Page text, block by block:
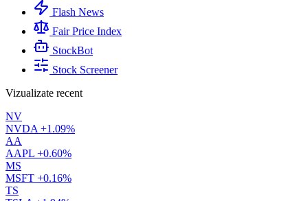
Flash News
Fair Price Index
StockBot
Stock Screener
Vizualizate recent
NV
NVDA +1.09%
AA
AAPL +0.60%
MS
MSFT +0.16%
TS